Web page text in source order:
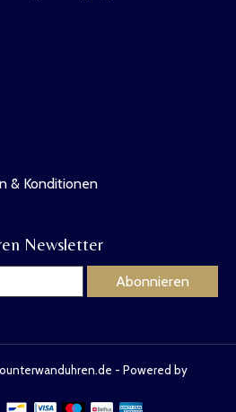
& Konditionen
Newsletter
Abonnieren
- Powered by